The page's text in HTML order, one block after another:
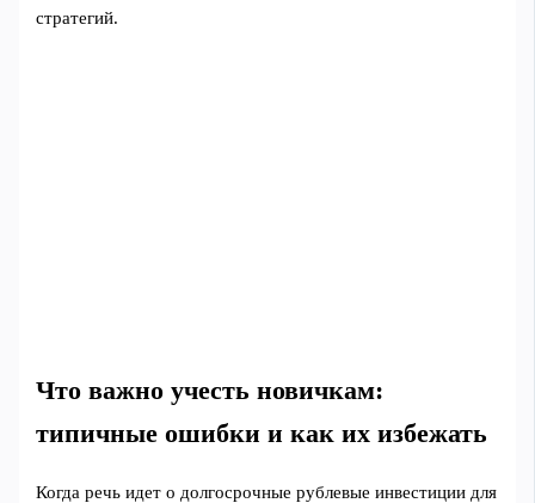
стратегий.
Что важно учесть новичкам:
типичные ошибки и как их избежать
Когда речь идет о долгосрочные рублевые инвестиции для